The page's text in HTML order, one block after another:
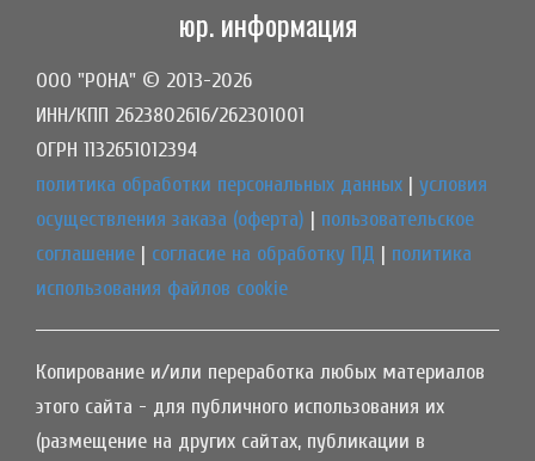
юр. информация
ООО "РОНА" © 2013-2026
ИНН/КПП 2623802616/262301001
ОГРН 1132651012394
политика обработки персональных данных | условия
осуществления заказа (оферта) | пользовательское
соглашение | согласие на обработку ПД | политика
использования файлов cookie
Копирование и/или переработка любых материалов
этого сайта - для публичного использования их
(размещение на других сайтах, публикации в